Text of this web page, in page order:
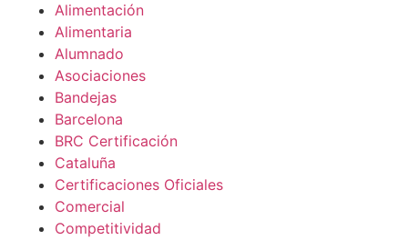
Alimentación
Alimentaria
Alumnado
Asociaciones
Bandejas
Barcelona
BRC Certificación
Cataluña
Certificaciones Oficiales
Comercial
Competitividad